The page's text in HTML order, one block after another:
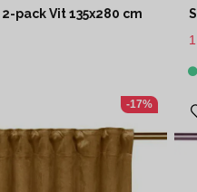
pack Vit 135x280 cm
-17%